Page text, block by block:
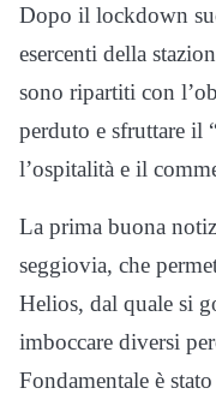
Dopo il lockdown
esercenti della
sono ripartiti con
perduto e sfruttare il
l’ospitalità e il
La prima buona
seggiovia, che
Helios, dal quale si
imboccare diversi
Fondamentale è